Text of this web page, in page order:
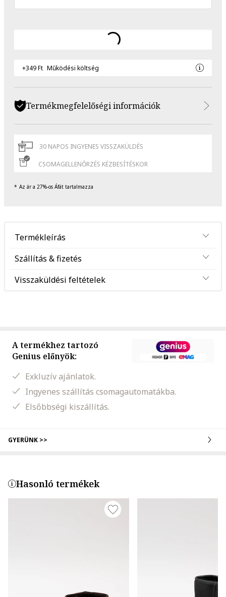
+349 Ft Működési költség
Termékmegfelelőségi információk
30 NAPOS INGYENES VISSZAKÜLDÉS
CSOMAGELLENŐRZÉS KÉZBESÍTÉSKOR
Az ár a 27%-os Áfát tartalmazza
Termékleírás
Szállítás & fizetés
Visszaküldési feltételek
A termékhez tartozó
Genius előnyök:
Exkluzív ajánlatok.
Ingyenes szállítás csomagautomatákba.
Elsőbbségi kiszállítás.
GYERÜNK >>
Hasonló termékek